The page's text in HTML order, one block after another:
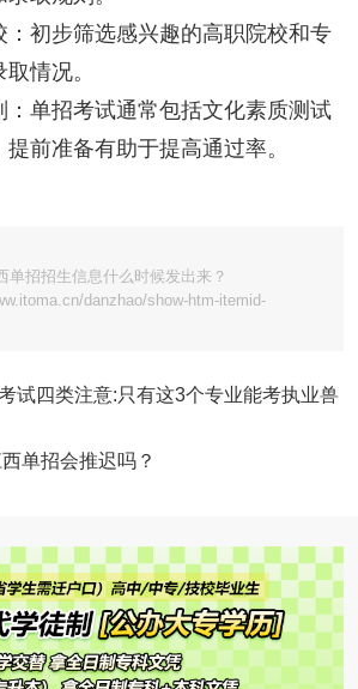
初步筛选感兴趣的高职院校和专
情况。
单招考试通常包括文化素质测试
前准备有助于提高通过率。
单招招生信息什么时候发出来？
danzhao/show-htm-itemid-
试四类注意:只有这3个专业能考执业兽
单招会推迟吗？